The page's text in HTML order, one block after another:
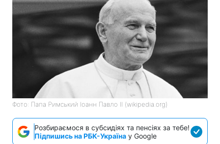
Фото: Папа Римський Іоанн Павло II (wikipedia.org)
Розбираємося в субсидіях та пенсіях за тебе!
Підпишись на РБК-Україна у Google